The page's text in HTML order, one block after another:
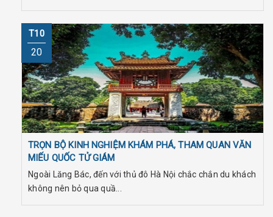
T10
20
TRỌN BỘ KINH NGHIỆM KHÁM PHÁ, THAM QUAN VĂN
MIẾU QUỐC TỬ GIÁM
Ngoài Lăng Bác, đến với thủ đô Hà Nội chắc chắn du khách
không nên bỏ qua quầ...